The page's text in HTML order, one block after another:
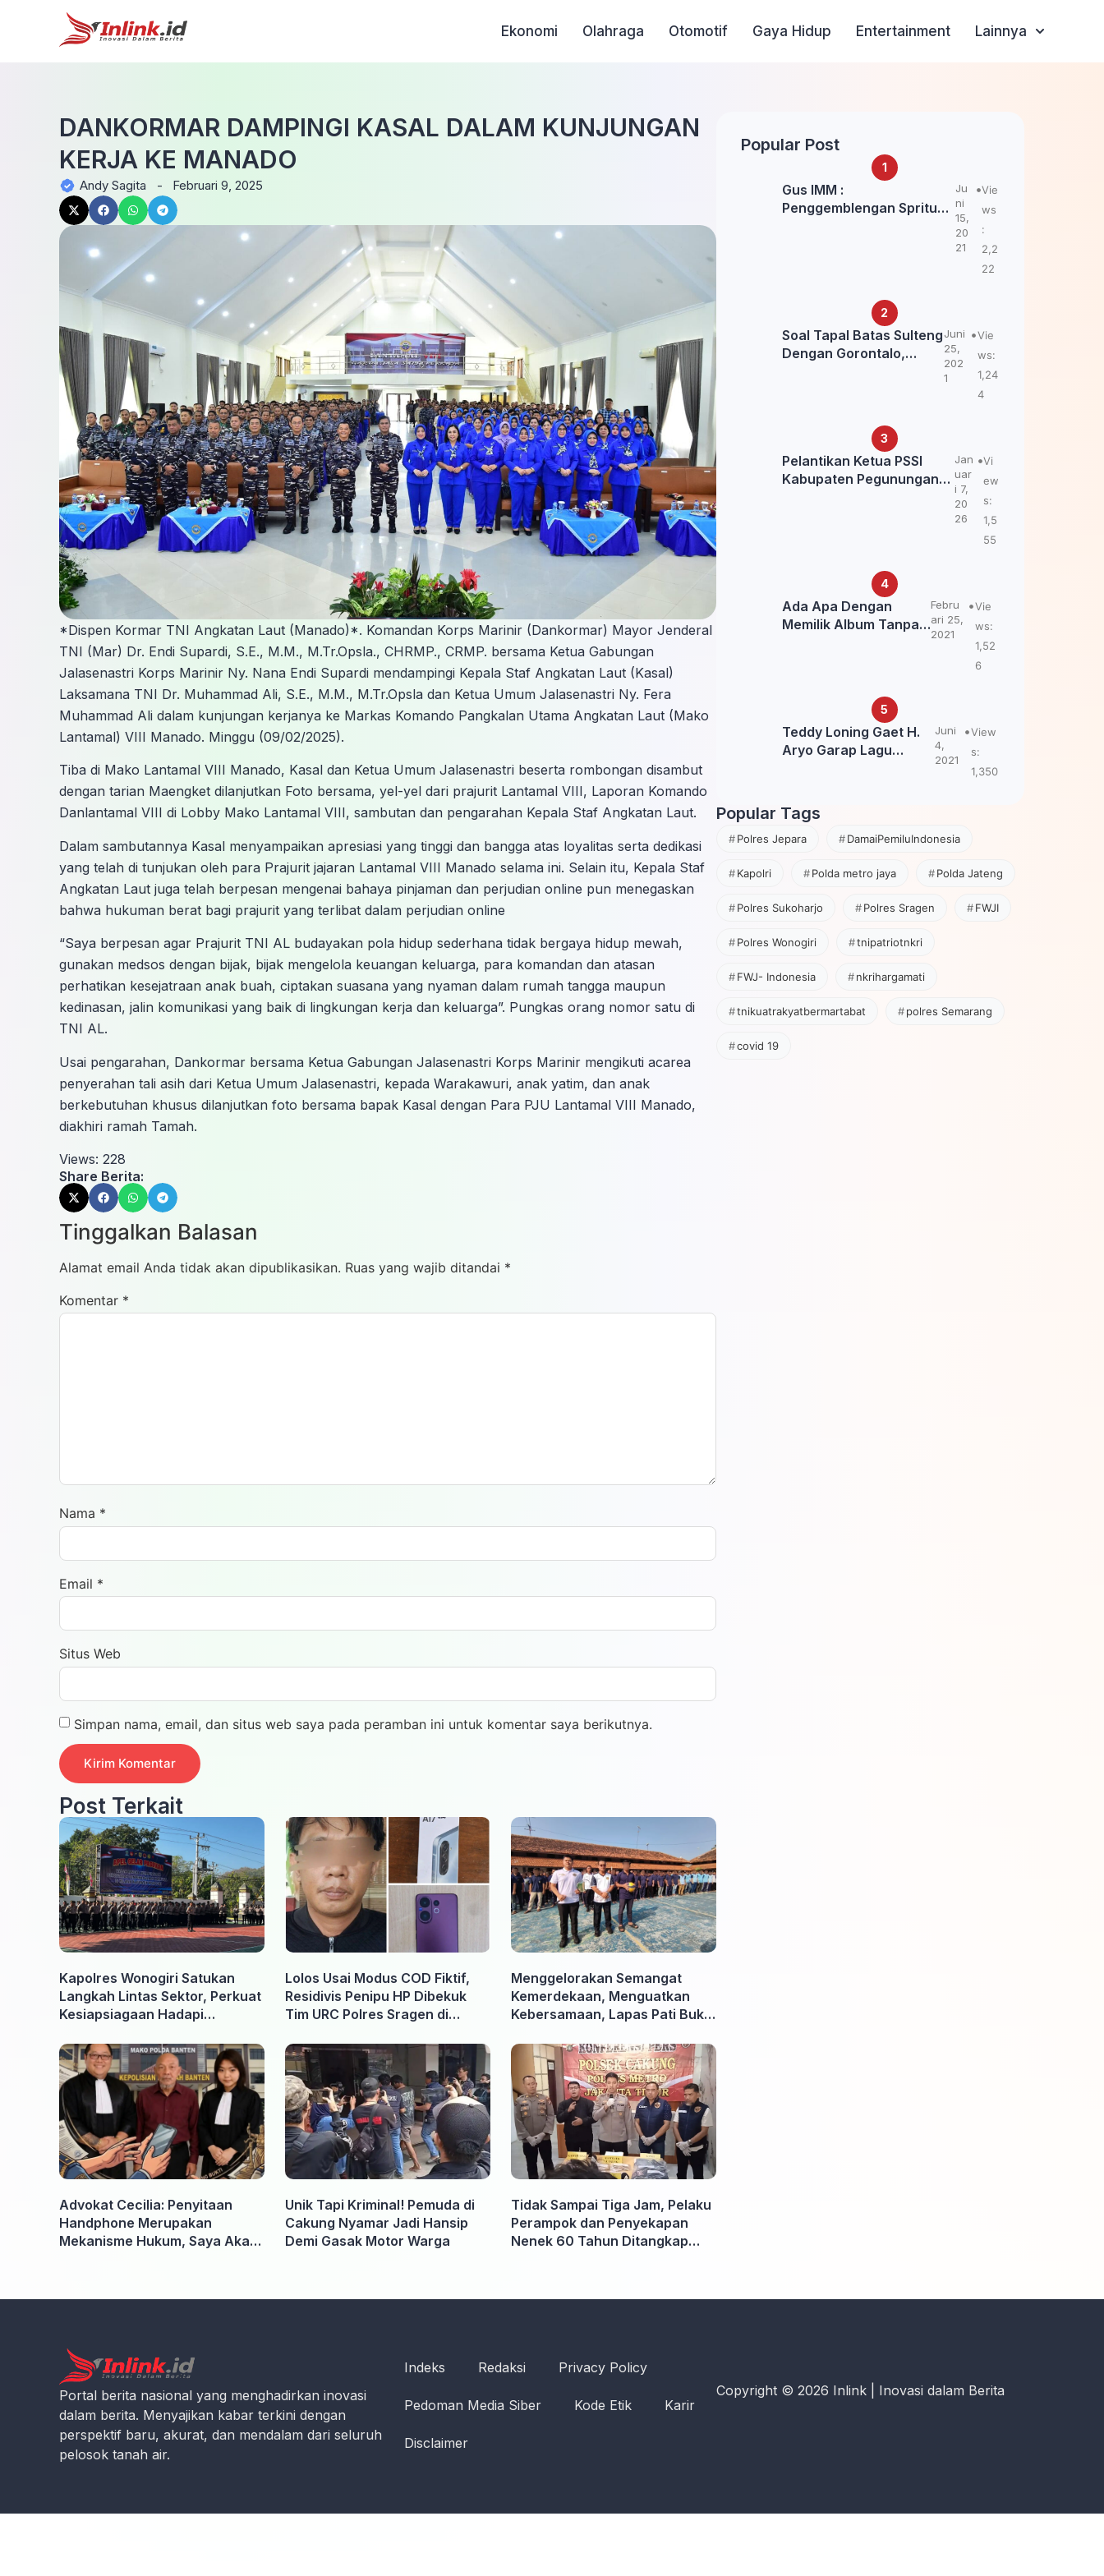
Ekonomi Olahraga Otomotif Gaya Hidup Entertainment Lainnya
DANKORMAR DAMPINGI KASAL DALAM KUNJUNGAN
KERJA KE MANADO
Andy Sagita - Februari 9, 2025
*Dispen Kormar TNI Angkatan Laut (Manado)*. Komandan Korps Marinir (Dankormar) Mayor Jenderal
TNI (Mar) Dr. Endi Supardi, S.E., M.M., M.Tr.Opsla., CHRMP., CRMP. bersama Ketua Gabungan
Jalasenastri Korps Marinir Ny. Nana Endi Supardi mendampingi Kepala Staf Angkatan Laut (Kasal)
Laksamana TNI Dr. Muhammad Ali, S.E., M.M., M.Tr.Opsla dan Ketua Umum Jalasenastri Ny. Fera
Muhammad Ali dalam kunjungan kerjanya ke Markas Komando Pangkalan Utama Angkatan Laut (Mako
Lantamal) VIII Manado. Minggu (09/02/2025).
Tiba di Mako Lantamal VIII Manado, Kasal dan Ketua Umum Jalasenastri beserta rombongan disambut
dengan tarian Maengket dilanjutkan Foto bersama, yel-yel dari prajurit Lantamal VIII, Laporan Komando
Danlantamal VIII di Lobby Mako Lantamal VIII, sambutan dan pengarahan Kepala Staf Angkatan Laut.
Dalam sambutannya Kasal menyampaikan apresiasi yang tinggi dan bangga atas loyalitas serta dedikasi
yang telah di tunjukan oleh para Prajurit jajaran Lantamal VIII Manado selama ini. Selain itu, Kepala Staf
Angkatan Laut juga telah berpesan mengenai bahaya pinjaman dan perjudian online pun menegaskan
bahwa hukuman berat bagi prajurit yang terlibat dalam perjudian online
“Saya berpesan agar Prajurit TNI AL budayakan pola hidup sederhana tidak bergaya hidup mewah,
gunakan medsos dengan bijak, bijak mengelola keuangan keluarga, para komandan dan atasan
perhatikan kesejatraan anak buah, ciptakan suasana yang nyaman dalam rumah tangga maupun
kedinasan, jalin komunikasi yang baik di lingkungan kerja dan keluarga”. Pungkas orang nomor satu di
TNI AL.
Usai pengarahan, Dankormar bersama Ketua Gabungan Jalasenastri Korps Marinir mengikuti acarea
penyerahan tali asih dari Ketua Umum Jalasenastri, kepada Warakawuri, anak yatim, dan anak
berkebutuhan khusus dilanjutkan foto bersama bapak Kasal dengan Para PJU Lantamal VIII Manado,
diakhiri ramah Tamah.
Views: 228
Share Berita:
Tinggalkan Balasan
Alamat email Anda tidak akan dipublikasikan. Ruas yang wajib ditandai *
Komentar *
Nama *
Email *
Situs Web
Simpan nama, email, dan situs web saya pada peramban ini untuk komentar saya berikutnya.
Post Terkait
Kapolres Wonogiri Satukan
Langkah Lintas Sektor, Perkuat
Kesiapsiagaan Hadapi
Lolos Usai Modus COD Fiktif,
Residivis Penipu HP Dibekuk
Tim URC Polres Sragen di
Menggelorakan Semangat
Kemerdekaan, Menguatkan
Kebersamaan, Lapas Pati Buka
Warga Binaan Antusias Ikuti
Berbagai Perlombaan
Advokat Cecilia: Penyitaan
Handphone Merupakan
Mekanisme Hukum, Saya Akan
Unik Tapi Kriminal! Pemuda di
Cakung Nyamar Jadi Hansip
Demi Gasak Motor Warga
Tidak Sampai Tiga Jam, Pelaku
Perampok dan Penyekapan
Nenek 60 Tahun Ditangkap
Popular Post
Gus IMM :
Penggemblengan Spritual
Ju
ni
15,
20
21
Vie
ws
:
2,2
22
Soal Tapal Batas Sulteng
Dengan Gorontalo,
Juni
25,
202
1
Vie
ws:
1,24
4
Pelantikan Ketua PSSI
Kabupaten Pegunungan
Jan
uar
i 7,
20
26
Vi
ew
s:
1,5
55
Ada Apa Dengan
Memilik Album Tanpa
Febru
ari 25,
2021
Vie
ws:
1,52
6
Teddy Loning Gaet H.
Aryo Garap Lagu
Juni
4,
2021
View
s:
1,350
Popular Tags
Polres Jepara DamaiPemiluIndonesia
Kapolri Polda metro jaya Polda Jateng
Polres Sukoharjo Polres Sragen FWJI
Polres Wonogiri tnipatriotnkri
FWJ- Indonesia nkrihargamati
tnikuatrakyatbermartabat polres Semarang
covid 19
Portal berita nasional yang menghadirkan inovasi
dalam berita. Menyajikan kabar terkini dengan
perspektif baru, akurat, dan mendalam dari seluruh
pelosok tanah air.
Indeks Redaksi Privacy Policy
Pedoman Media Siber Kode Etik Karir
Disclaimer
Copyright © 2026 Inlink | Inovasi dalam Berita